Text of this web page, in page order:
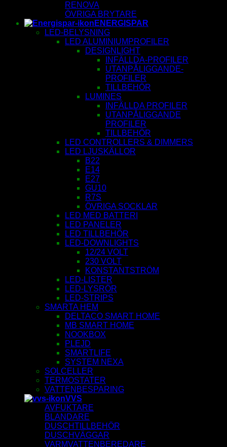
RENOVA
ÖVRIGA BRYTARE
ENERGISPAR
LED-BELYSNING
LED ALUMINIUMPROFILER
DESIGNLIGHT
INFÄLLDA-PROFILER
UTANPÅLIGGANDE-
PROFILER
TILLBEHÖR
LUMINES
INFÄLLDA PROFILER
UTANPÅLIGGANDE
PROFILER
TILLBEHÖR
LED CONTROLLERS & DIMMERS
LED LJUSKÄLLOR
B22
E14
E27
GU10
R7S
ÖVRIGA SOCKLAR
LED MED BATTERI
LED PANELER
LED TILLBEHÖR
LED-DOWNLIGHTS
12/24 VOLT
230 VOLT
KONSTANTSTRÖM
LED-LISTER
LED-LYSRÖR
LED-STRIPS
SMARTA HEM
DELTACO SMART HOME
MB SMART HOME
NOOKBOX
PLEJD
SMARTLIFE
SYSTEM NEXA
SOLCELLER
TERMOSTATER
VATTENBESPARING
VVS
AVFUKTARE
BLANDARE
DUSCHTILLBEHÖR
DUSCHVÄGGAR
VARMVATTENBEREDARE